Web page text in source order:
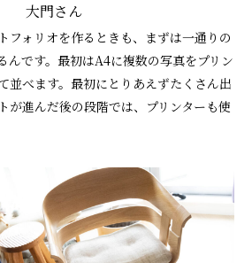
大門さん
フォリオを作るときも、まずは一通りの
んです。最初はA4に複数の写真をプリン
並べます。最初にとりあえずたくさん出
が進んだ後の段階では、プリンターも使